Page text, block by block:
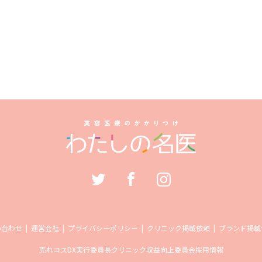
わせ 運営会社 プライバシーポリシー クリニック掲載依頼 ブランド掲
売れコスDX実行委員長クリニック収益向上委員会採用情報